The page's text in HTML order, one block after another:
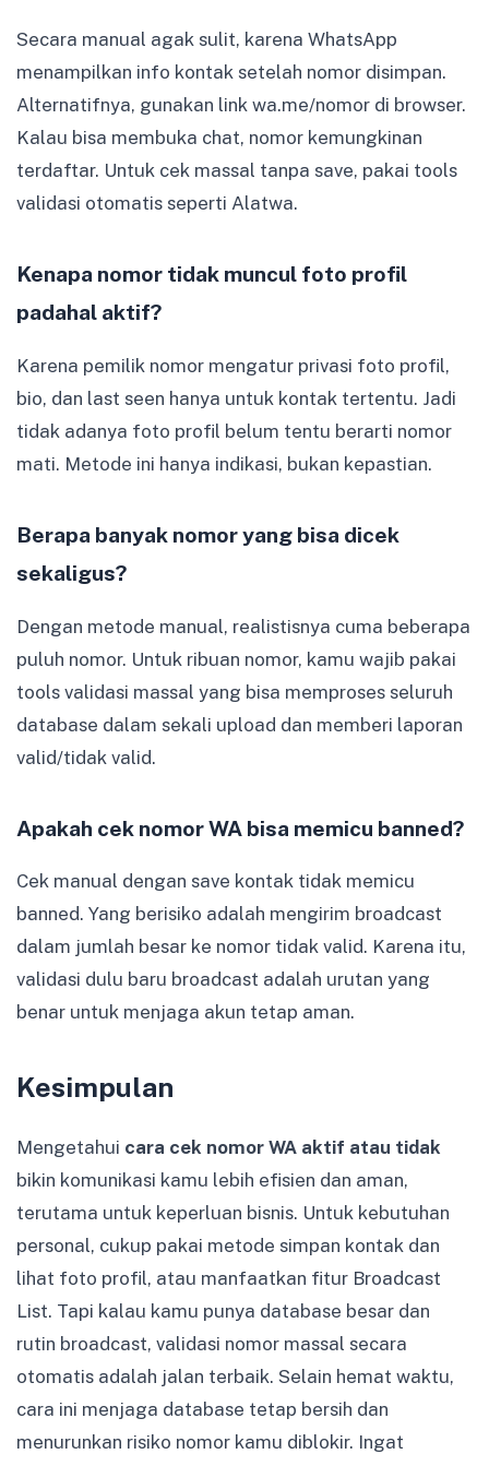
Secara manual agak sulit, karena WhatsApp
menampilkan info kontak setelah nomor disimpan.
Alternatifnya, gunakan link wa.me/nomor di browser.
Kalau bisa membuka chat, nomor kemungkinan
terdaftar. Untuk cek massal tanpa save, pakai tools
validasi otomatis seperti Alatwa.
Kenapa nomor tidak muncul foto profil
padahal aktif?
Karena pemilik nomor mengatur privasi foto profil,
bio, dan last seen hanya untuk kontak tertentu. Jadi
tidak adanya foto profil belum tentu berarti nomor
mati. Metode ini hanya indikasi, bukan kepastian.
Berapa banyak nomor yang bisa dicek
sekaligus?
Dengan metode manual, realistisnya cuma beberapa
puluh nomor. Untuk ribuan nomor, kamu wajib pakai
tools validasi massal yang bisa memproses seluruh
database dalam sekali upload dan memberi laporan
valid/tidak valid.
Apakah cek nomor WA bisa memicu banned?
Cek manual dengan save kontak tidak memicu
banned. Yang berisiko adalah mengirim broadcast
dalam jumlah besar ke nomor tidak valid. Karena itu,
validasi dulu baru broadcast adalah urutan yang
benar untuk menjaga akun tetap aman.
Kesimpulan
Mengetahui cara cek nomor WA aktif atau tidak
bikin komunikasi kamu lebih efisien dan aman,
terutama untuk keperluan bisnis. Untuk kebutuhan
personal, cukup pakai metode simpan kontak dan
lihat foto profil, atau manfaatkan fitur Broadcast
List. Tapi kalau kamu punya database besar dan
rutin broadcast, validasi nomor massal secara
otomatis adalah jalan terbaik. Selain hemat waktu,
cara ini menjaga database tetap bersih dan
menurunkan risiko nomor kamu diblokir. Ingat